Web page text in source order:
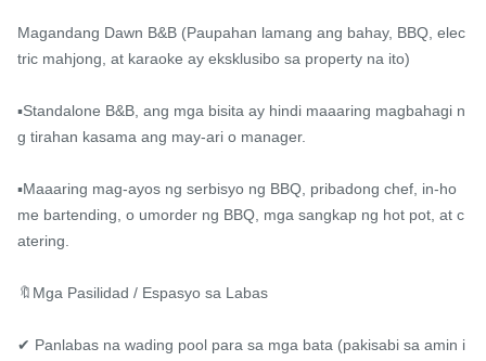
Magandang Dawn B&B (Paupahan lamang ang bahay, BBQ, elec
tric mahjong, at karaoke ay eksklusibo sa property na ito)
▪️Standalone B&B, ang mga bisita ay hindi maaaring magbahagi n
g tirahan kasama ang may-ari o manager.
▪️Maaaring mag-ayos ng serbisyo ng BBQ, pribadong chef, in-ho
me bartending, o umorder ng BBQ, mga sangkap ng hot pot, at c
atering.
🔖Mga Pasilidad / Espasyo sa Labas
✔ Panlabas na wading pool para sa mga bata (pakisabi sa amin i